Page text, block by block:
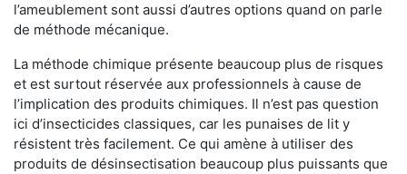
l’ameublement sont aussi d’autres options quand on parle
de méthode mécanique.
La méthode chimique présente beaucoup plus de risques
et est surtout réservée aux professionnels à cause de
l’implication des produits chimiques. Il n’est pas question
ici d’insecticides classiques, car les punaises de lit y
résistent très facilement. Ce qui amène à utiliser des
produits de désinsectisation beaucoup plus puissants que